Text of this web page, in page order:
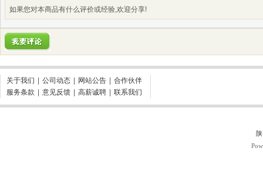
如果您对本商品有什么评价或经验,欢迎分享!
关于我们 公司动态 网站公告
合作伙伴
服务条款
意见反馈 高薪诚聘 联系我们